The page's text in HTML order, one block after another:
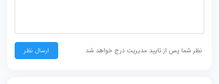
نظر شما پس از تایید مدیریت درج خواهد شد